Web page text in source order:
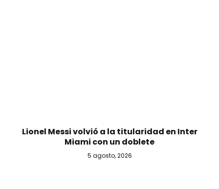
Lionel Messi volvió a la titularidad en Inter
Miami con un doblete
5 agosto, 2026